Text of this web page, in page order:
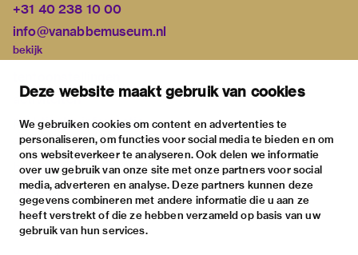
Deze website maakt gebruik van cookies
We gebruiken cookies om content en advertenties te
personaliseren, om functies voor social media te bieden en om
ons websiteverkeer te analyseren. Ook delen we informatie
over uw gebruik van onze site met onze partners voor social
media, adverteren en analyse. Deze partners kunnen deze
gegevens combineren met andere informatie die u aan ze
heeft verstrekt of die ze hebben verzameld op basis van uw
gebruik van hun services.
+31 40 238 10 00
info@vanabbemuseum.nl
bekijk
activiteiten
praktische informatie
over
het museum
de collectie
fondsen & partners